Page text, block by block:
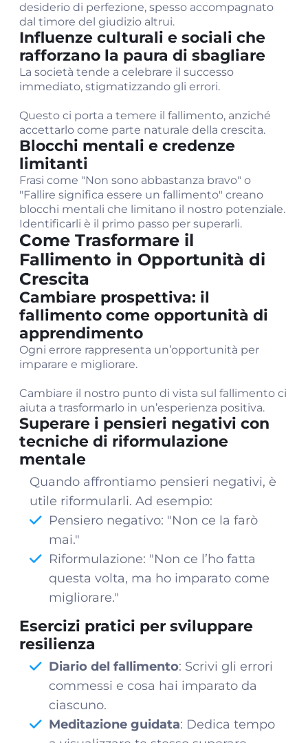
desiderio di perfezione, spesso accompagnato
dal timore del giudizio altrui.
Influenze culturali e sociali che
rafforzano la paura di sbagliare
La società tende a celebrare il successo
immediato, stigmatizzando gli errori.
Questo ci porta a temere il fallimento, anziché
accettarlo come parte naturale della crescita.
Blocchi mentali e credenze
limitanti
Frasi come "Non sono abbastanza bravo" o
"Fallire significa essere un fallimento" creano
blocchi mentali che limitano il nostro potenziale.
Identificarli è il primo passo per superarli.
Come Trasformare il
Fallimento in Opportunità di
Crescita
Cambiare prospettiva: il
fallimento come opportunità di
apprendimento
Ogni errore rappresenta un’opportunità per
imparare e migliorare.
Cambiare il nostro punto di vista sul fallimento ci
aiuta a trasformarlo in un’esperienza positiva.
Superare i pensieri negativi con
tecniche di riformulazione
mentale
Quando affrontiamo pensieri negativi, è
utile riformularli. Ad esempio:
Pensiero negativo: "Non ce la farò
mai."
Riformulazione: "Non ce l’ho fatta
questa volta, ma ho imparato come
migliorare."
Esercizi pratici per sviluppare
resilienza
Diario del fallimento: Scrivi gli errori
commessi e cosa hai imparato da
ciascuno.
Meditazione guidata: Dedica tempo